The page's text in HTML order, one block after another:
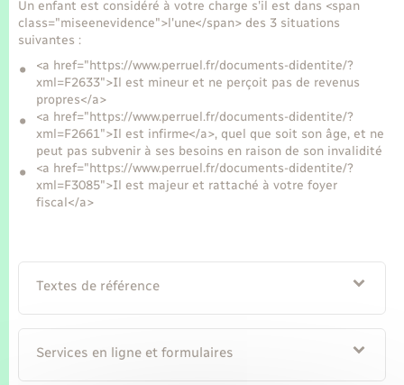
Transports
Voirie et espace public
Un enfant est considéré à votre charge s'il est dans <span
class="miseenevidence">l'une</span> des 3 situations
suivantes :
<a href="https://www.perruel.fr/documents-didentite/?
xml=F2633">Il est mineur et ne perçoit pas de revenus
propres</a>
<a href="https://www.perruel.fr/documents-didentite/?
xml=F2661">Il est infirme</a>, quel que soit son âge, et ne
peut pas subvenir à ses besoins en raison de son invalidité
<a href="https://www.perruel.fr/documents-didentite/?
xml=F3085">Il est majeur et rattaché à votre foyer
fiscal</a>
Textes de référence
Services en ligne et formulaires